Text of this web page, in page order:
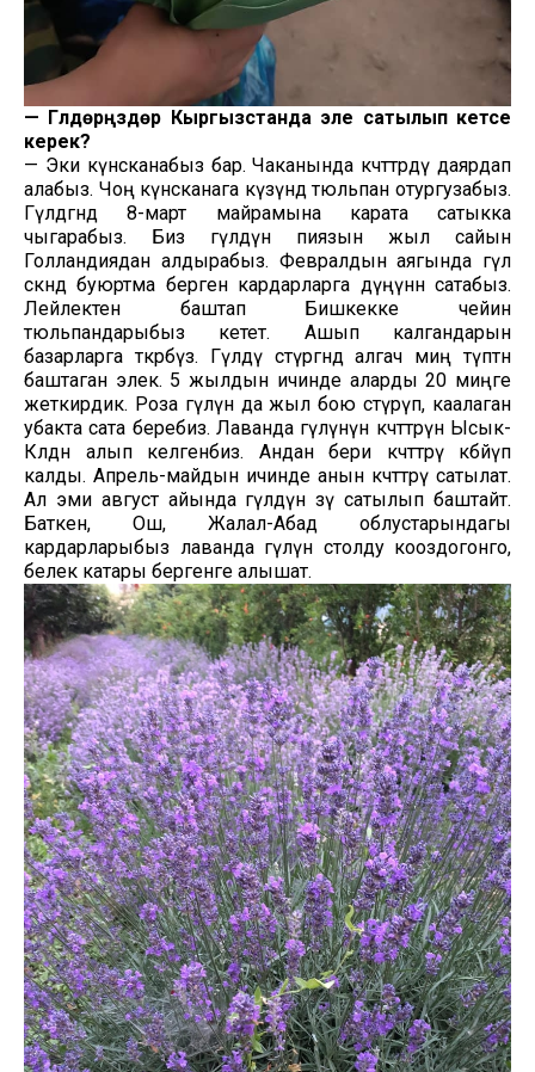
— Гүлдөрүңүздөр Кыргызстанда эле сатылып кетсе
керек?
— Эки күнөсканабыз бар. Чаканында көчөттөрдү даярдап
алабыз. Чоң күнөсканага күзүндө тюльпан отургузабыз.
Гүлдөгөндө 8-март майрамына карата сатыкка
чыгарабыз. Биз гүлдүн пиязын жыл сайын
Голландиядан алдырабыз. Февралдын аягында гүл
өскөндө буюртма берген кардарларга дүңүнөн сатабыз.
Лейлектен баштап Бишкекке чейин
тюльпандарыбыз кетет. Ашып калгандарын
базарларга өткөрөбүз. Гүлдү өстүргөндө алгач миң түптөн
баштаган элек. 5 жылдын ичинде аларды 20 миңге
жеткирдик. Роза гүлүн да жыл бою өстүрүп, каалаган
убакта сата беребиз. Лаванда гүлүнүн көчөттөрүн Ысык-
Көлдөн алып келгенбиз. Андан бери көчөттөрү көбөйүп
калды. Апрель-майдын ичинде анын көчөттөрү сатылат.
Ал эми август айында гүлдүн өзү сатылып баштайт.
Баткен, Ош, Жалал-Абад облустарындагы
кардарларыбыз лаванда гүлүн столду кооздогонго,
белек катары бергенге алышат.